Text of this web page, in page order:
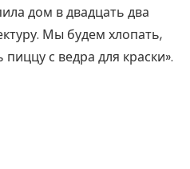
дом в двадцать два
Мы будем хлопать,
с ведра для краски».